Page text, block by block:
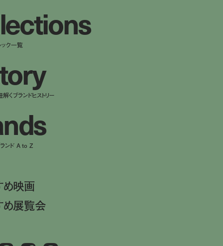
ections
ック一覧
ory
くブランドヒストリー
nds
ランド A to Z
映画
展覧会